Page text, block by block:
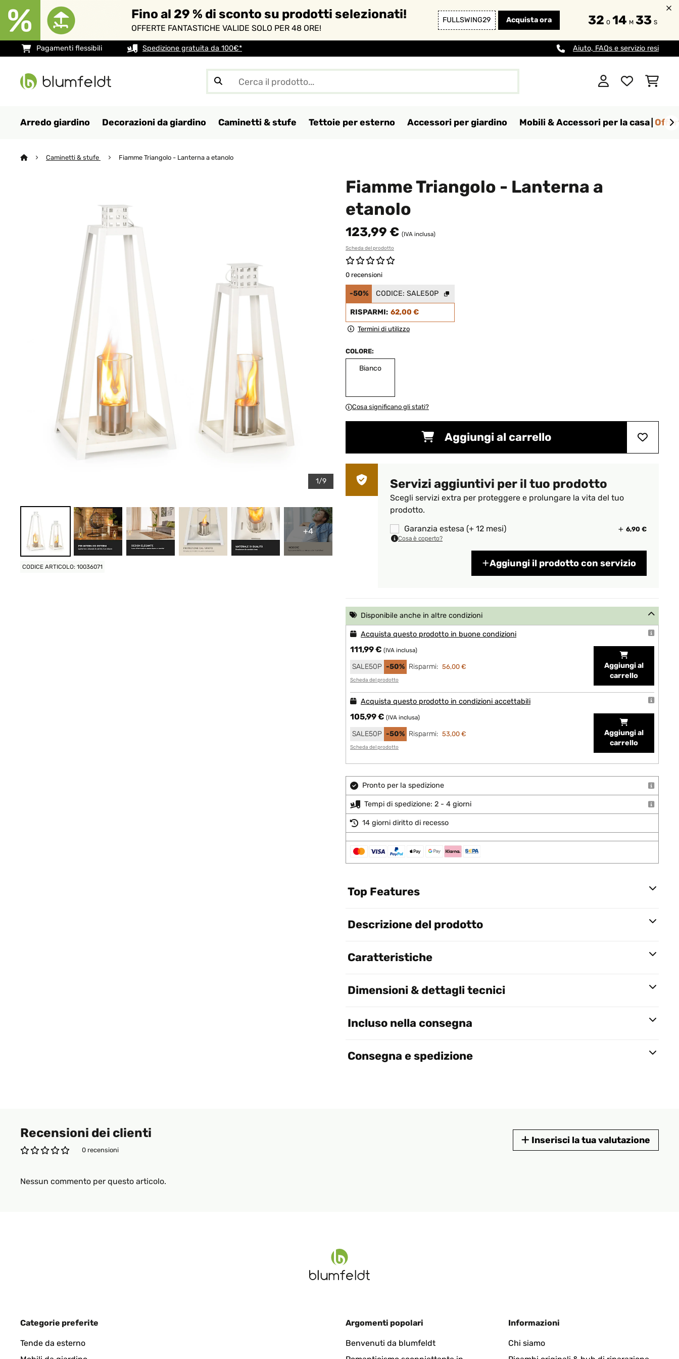
Fino al 29 % di sconto su prodotti selezionati!
OFFERTE FANTASTICHE VALIDE SOLO PER 48 ORE!
FULLSWING29 Acquista ora 32 O 14 M 32 S
Pagamenti flessibili Spedizione gratuita da 100€* Aiuto, FAQs e servizio resi
Arredo giardino Decorazioni da giardino Caminetti & stufe Tettoie per esterno Accessori per giardino Mobili & Accessori per la casa
Caminetti & stufe Fiamme Triangolo - Lanterna a etanolo
1/9
+4
CODICE ARTICOLO: 10036071
Fiamme Triangolo - Lanterna a
etanolo
123,99 € (IVA inclusa)
Scheda del prodotto
0 recensioni
-50% CODICE: SALE50P
RISPARMI: 62,00 €
Termini di utilizzo
COLORE:
Bianco
Cosa significano gli stati?
Aggiungi al carrello
Servizi aggiuntivi per il tuo prodotto
Scegli servizi extra per proteggere e prolungare la vita del tuo
prodotto.
Garanzia estesa (+ 12 mesi)
6,90 €
Cosa è coperto?
Aggiungi il prodotto con servizio
Disponibile anche in altre condizioni
Acquista questo prodotto in buone condizioni
111,99 € (IVA inclusa)
SALE50P -50% Risparmi: 56,00 €
Scheda del prodotto
Aggiungi al
carrello
Acquista questo prodotto in condizioni accettabili
105,99 € (IVA inclusa)
SALE50P -50% Risparmi: 53,00 €
Scheda del prodotto
Aggiungi al
carrello
Pronto per la spedizione
Tempi di spedizione: 2 - 4 giorni
14 giorni diritto di recesso
Top Features
Descrizione del prodotto
Caratteristiche
Dimensioni & dettagli tecnici
Incluso nella consegna
Consegna e spedizione
Recensioni dei clienti
0 recensioni
Inserisci la tua valutazione
Nessun commento per questo articolo.
Categorie preferite
Tende da esterno
Argomenti popolari
Benvenuti da blumfeldt
Informazioni
Chi siamo